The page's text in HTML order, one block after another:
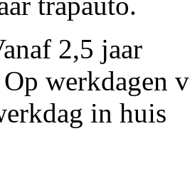
2,5 jaar
Op werkdagen
in huis